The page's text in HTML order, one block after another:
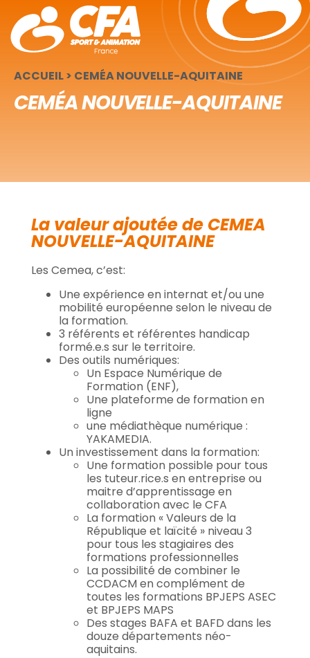
ACCUEIL> CEMÉA NOUVELLE-AQUITAINE
CEMÉA NOUVELLE-AQUITAINE
La valeur ajoutée de CEMEA
NOUVELLE-AQUITAINE
Les Cemea, c’est:
Une expérience en internat et/ou une
mobilité européenne selon le niveau de
la formation.
3 référents et référentes handicap
formé.e.s sur le territoire.
Des outils numériques:
Un Espace Numérique de
Formation (ENF),
Une plateforme de formation en
ligne
une médiathèque numérique :
YAKAMEDIA.
Un investissement dans la formation:
Une formation possible pour tous
les tuteur.rice.s en entreprise ou
maitre d’apprentissage en
collaboration avec le CFA
La formation « Valeurs de la
République et laïcité » niveau 3
pour tous les stagiaires des
formations professionnelles
La possibilité de combiner le
CCDACM en complément de
toutes les formations BPJEPS ASEC
et BPJEPS MAPS
Des stages BAFA et BAFD dans les
douze départements néo-
aquitains.
Panneau de gestion des cookies